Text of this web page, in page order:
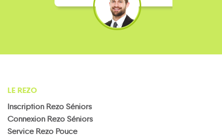
LE REZO
Inscription Rezo Séniors
Connexion Rezo Séniors
Service Rezo Pouce